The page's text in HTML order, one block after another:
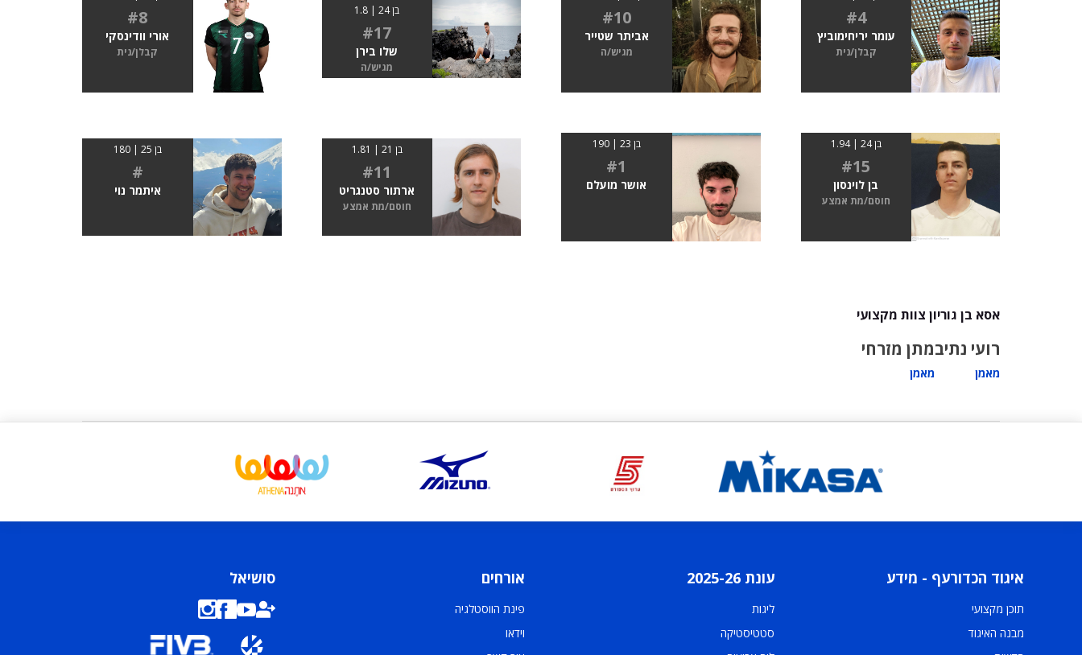
#4
עומר יריחימוביץ
קבלן/נית
#10
אביתר שטייר
מגיש/ה
בן 24 | 1.8
#17
שלו בירן
מגיש/ה
#8
אורי וודינסקי
קבלן/נית
בן 24 | 1.94
#15
בן לוינסון
חוסם/מת אמצע
בן 23 | 190
#1
אושר מועלם
בן 21 | 1.81
#11
ארתור סטנגריט
חוסם/מת אמצע
בן 25 | 180
#
איתמר נוי
אסא בן גוריון צוות מקצועי
רועי נתיב
מאמן
מתן מזרחי
מאמן
איגוד הכדורעף - מידע
תוכן מקצועי
מבנה האיגוד
עונת 2025-26
ליגות
סטטיסטיקה
אורחים
פינת הווסטלגיה
וידאו
סושיאל